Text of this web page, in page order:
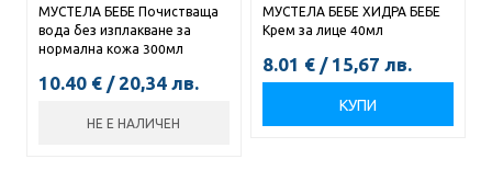
МУСТЕЛА БЕБЕ Почистваща
вода без изплакване за
нормална кожа 300мл
10.40 € / 20,34 лв.
НЕ Е НАЛИЧЕН
МУСТЕЛА БЕБЕ ХИДРА БЕБЕ
Крем за лице 40мл
8.01 € / 15,67 лв.
КУПИ